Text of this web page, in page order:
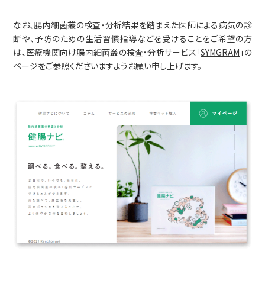
なお、腸内細菌叢の検査・分析結果を踏まえた医師による病気の診
断や、予防のための生活習慣指導などを受けることをご希望の方
は、医療機関向け腸内細菌叢の検査・分析サービス「SYMGRAM 」の
ページをご参照くださいますようお願い申し上げます。
アクセスマップ
採用情報